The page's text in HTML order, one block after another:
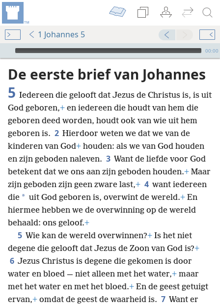
1 Johannes 5
Audio Player
00:00
De eerste brief van Johannes
5 Iedereen die gelooft dat Jezus de Christus is, is uit
God geboren,+ en iedereen die houdt van hem die
geboren deed worden, houdt ook van wie uit hem
geboren is. 2 Hierdoor weten we dat we van de
kinderen van God+ houden: als we van God houden
en zijn geboden naleven. 3 Want de liefde voor God
betekent dat we ons aan zijn geboden houden.+ Maar
zijn geboden zijn geen zware last,+ 4 want iedereen
die * uit God geboren is, overwint de wereld.+ En
hiermee hebben we de overwinning op de wereld
behaald: ons geloof.+
5 Wie kan de wereld overwinnen?+ Is het niet
degene die gelooft dat Jezus de Zoon van God is?+
6 Jezus Christus is degene die gekomen is door
water en bloed — niet alleen met het water,+ maar
met het water en met het bloed.+ En de geest getuigt
ervan,+ omdat de geest de waarheid is. 7 Want er